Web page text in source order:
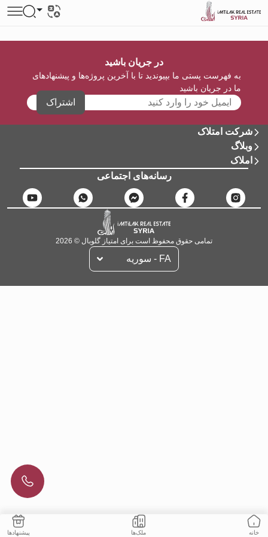
خانه ملک‌ها پیشنهادها
در جریان باشید
به فهرست پستی ما بپیوندید تا با آخرین پروژه‌ها و پیشنهادهای
ما در جریان باشید
اشتراک
شرکت امتلاک
وبلاگ
املاک
رسانه‌های اجتماعی
تمامی حقوق محفوظ است برای امتیاز گلوبال © 2026
FA - سوریه